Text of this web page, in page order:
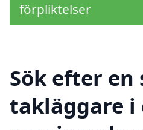
förpliktelser
Sök efter
takläggare i